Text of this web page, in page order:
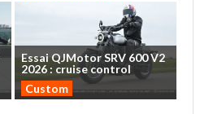
EssaiQJMotorSRV 600V2
2026 : cruise control
Custom